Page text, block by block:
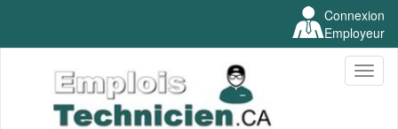
Connexion
Employeur